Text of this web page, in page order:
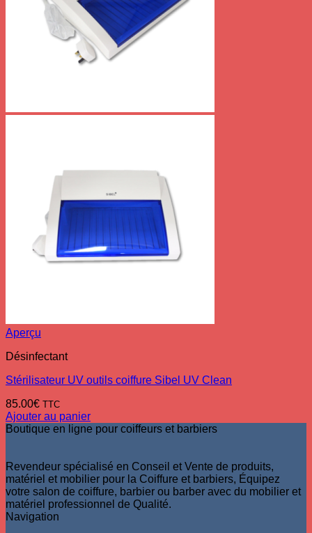
Aperçu
Désinfectant
Stérilisateur UV outils coiffure Sibel UV Clean
85.00€ TTC
Ajouter au panier
Boutique en ligne pour coiffeurs et barbiers
Revendeur spécialisé en Conseil et Vente de produits,
matériel et mobilier pour la Coiffure et barbiers, Équipez
votre salon de coiffure, barbier ou barber avec du mobilier et
matériel professionnel de Qualité.
Navigation